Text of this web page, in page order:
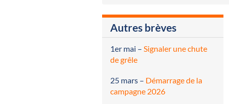
Autres brèves
1er mai – Signaler une chute
de grêle
25 mars – Démarrage de la
campagne 2026